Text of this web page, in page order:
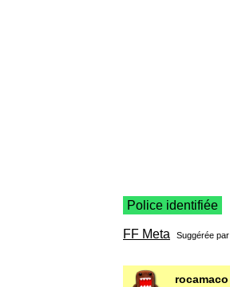
Police identifiée
FF Meta Suggérée par
rocamaco